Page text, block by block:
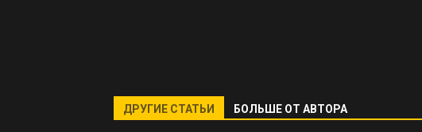
ДРУГИЕ СТАТЬИ БОЛЬШЕ ОТ АВТОРА